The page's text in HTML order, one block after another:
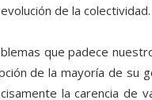
de la colectividad.
que padece
de la mayoría de su
la carencia de